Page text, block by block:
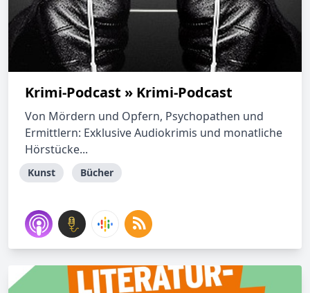
Krimi-Podcast » Krimi-Podcast
Von Mördern und Opfern, Psychopathen und
Ermittlern: Exklusive Audiokrimis und monatliche
Hörstücke...
Kunst Bücher